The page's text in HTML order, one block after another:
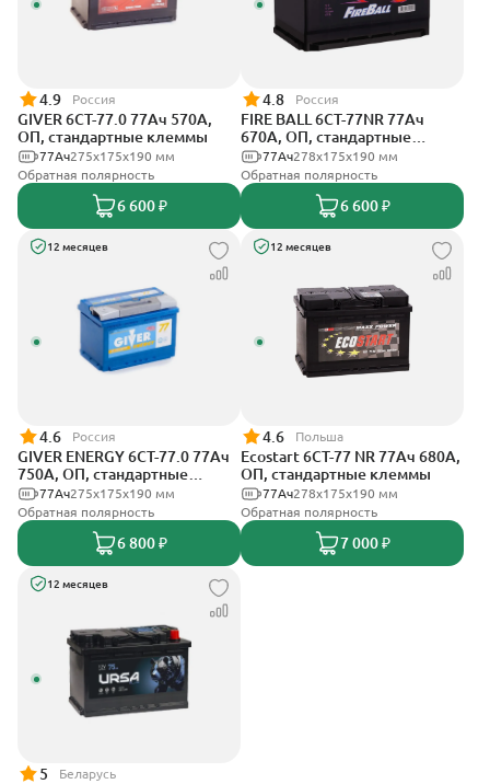
4.9 Россия
GIVER 6СТ-77.0 77Ач 570А,
ОП, стандартные клеммы
275х175х190 мм
77Ач
Обратная полярность
6 600 ₽
4.8 Россия
FIRE BALL 6СТ-77NR 77Ач
670А, ОП, стандартные
клеммы278x175x190 мм
77Ач
Обратная полярность
6 600 ₽
12 месяцев
4.6 Россия
GIVER ENERGY 6СТ-77.0 77Ач
750А, ОП, стандартные
клеммы275х175х190 мм
77Ач
Обратная полярность
6 800 ₽
12 месяцев
4.6 Польша
Ecostart 6CT-77 NR 77Ач 680А,
ОП, стандартные клеммы
278x175x190 мм
77Ач
Обратная полярность
7 000 ₽
12 месяцев
5 Беларусь